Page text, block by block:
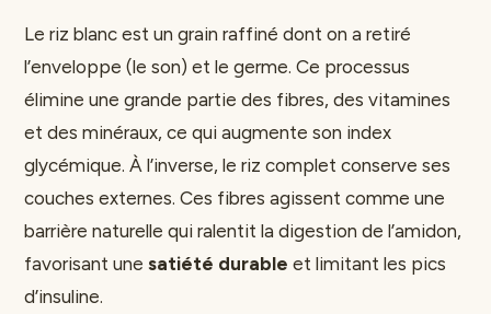
Le riz blanc est un grain raffiné dont on a retiré
l’enveloppe (le son) et le germe. Ce processus
élimine une grande partie des fibres, des vitamines
et des minéraux, ce qui augmente son index
glycémique. À l’inverse, le riz complet conserve ses
couches externes. Ces fibres agissent comme une
barrière naturelle qui ralentit la digestion de l’amidon,
favorisant une satiété durable et limitant les pics
d’insuline.